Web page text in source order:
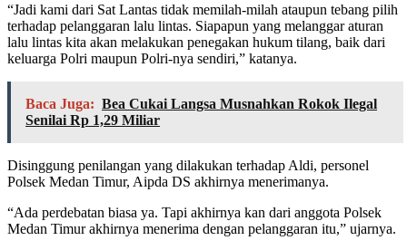
“Jadi kami dari Sat Lantas tidak memilah-milah ataupun tebang pilih
terhadap pelanggaran lalu lintas. Siapapun yang melanggar aturan
lalu lintas kita akan melakukan penegakan hukum tilang, baik dari
keluarga Polri maupun Polri-nya sendiri,” katanya.
Baca Juga: Bea Cukai Langsa Musnahkan Rokok Ilegal
Senilai Rp 1,29 Miliar
Disinggung penilangan yang dilakukan terhadap Aldi, personel
Polsek Medan Timur, Aipda DS akhirnya menerimanya.
“Ada perdebatan biasa ya. Tapi akhirnya kan dari anggota Polsek
Medan Timur akhirnya menerima dengan pelanggaran itu,” ujarnya.